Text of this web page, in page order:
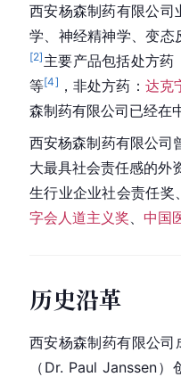
西安杨森制药有限公司
学、神经精神学、变态
[2] 主要产品包括处方药
等[4] ，非处方药： 达克
森制药有限公司已经在
西安杨森制药有限公司
大最具社会责任感的外
生行业企业社会责任
字会人道主义奖
中国
历史沿革
西安杨森制药有限公
（Dr. Paul Janssen